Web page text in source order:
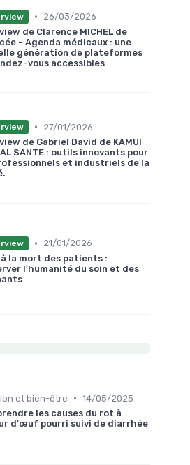
•
26/03/2026
de Clarence MICHEL de
- Agenda médicaux : une
génération de plateformes
vous accessibles
•
27/01/2026
de Gabriel David de KAMUI
SANTE : outils innovants pour
et industriels de la
•
21/01/2026
à la mort des patients :
l’humanité du soin et des
et bien-être • 14/05/2025
les causes du rot à
d'œuf pourri suivi de diarrhée